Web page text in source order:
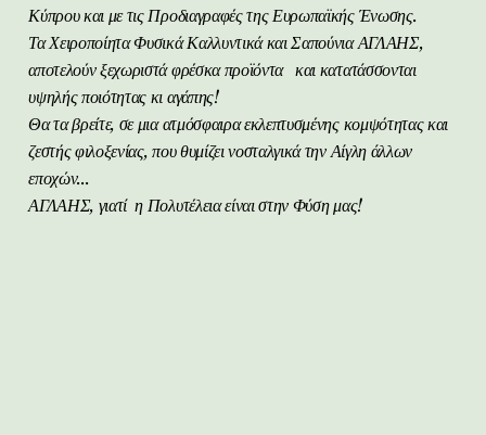
Κύπρου και με τις Προδιαγραφές της Ευρωπαϊκής Ένωσης.
Τα Χειροποίητα Φυσικά Καλλυντικά και Σαπούνια ΑΓΛΑΗΣ,
αποτελούν ξεχωριστά φρέσκα προϊόντα και κατατάσσονται
υψηλής ποιότητας κι αγάπης!
Θα τα βρείτε, σε μια ατμόσφαιρα εκλεπτυσμένης κομψότητας και
ζεστής φιλοξενίας, που θυμίζει νοσταλγικά την Αίγλη άλλων
εποχών...
ΑΓΛΑΗΣ, γιατί η Πολυτέλεια είναι στην Φύση μας!